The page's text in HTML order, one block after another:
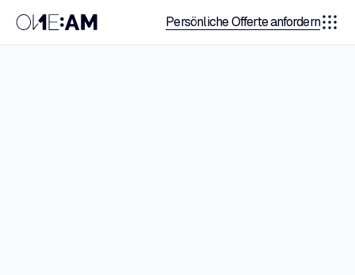
Persönliche Offerte anfordern